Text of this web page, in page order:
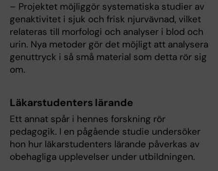
– Projektet möjliggör systematiska studier av
genaktivitet i sjuk och frisk njurvävnad, vilket
relateras till morfologi och analyser i blod och
urin. Nya metoder gör det möjligt att analysera
genuttryck i så små material som detta rör sig
om.
Läkarstudenters lärande
Ett annat spår i hennes forskning rör
pedagogik. I en pågående studie undersöker
hon hur läkarstudenters lärande påverkas av
obehagliga upplevelser under utbildningen.